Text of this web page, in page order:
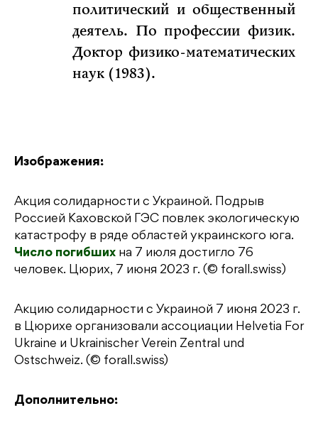
политический и общественный
деятель. По профессии физик.
Доктор физико-математических
наук (1983).
Изображения:
Акция солидарности с Украиной. Подрыв
Россией Каховской ГЭС повлек экологическую
катастрофу в ряде областей украинского юга.
Число погибших на 7 июля достигло 76
человек. Цюрих, 7 июня 2023 г. (© forall.swiss)
Акцию солидарности с Украиной 7 июня 2023 г.
в Цюрихе организовали ассоциации Helvetia For
Ukraine и Ukrainischer Verein Zentral und
Ostschweiz. (© forall.swiss)
Дополнительно: